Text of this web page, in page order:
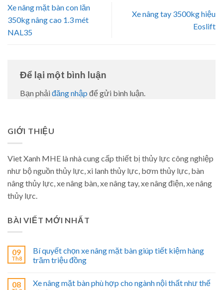
Xe nâng mặt bàn con lăn
350kg nâng cao 1.3 mét
NAL35
Xe nâng tay 3500kg hiệu
Eoslift
Để lại một bình luận
Bạn phải đăng nhập để gửi bình luận.
GIỚI THIỆU
Viet Xanh MHE là nhà cung cấp thiết bị thủy lực công nghiệp
như bộ nguồn thủy lực, xi lanh thủy lực, bơm thủy lực, bàn
nâng thủy lực, xe nâng bàn, xe nâng tay, xe nâng điện, xe nâng
thủy lực.
BÀI VIẾT MỚI NHẤT
09
Th8
Bí quyết chọn xe nâng mặt bàn giúp tiết kiệm hàng
trăm triệu đồng
08
Xe nâng mặt bàn phù hợp cho ngành nội thất như thế